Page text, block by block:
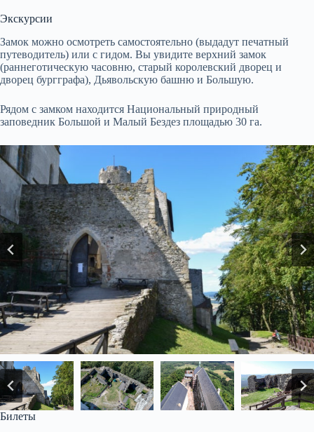
Экскурсии
Замок можно осмотреть самостоятельно (выдадут печатный
путеводитель) или с гидом. Вы увидите верхний замок
(раннеготическую часовню, старый королевский дворец и
дворец бургграфа), Дьявольскую башню и Большую.
Рядом с замком находится Национальный природный
заповедник Большой и Малый Бездез площадью 30 га.
Билеты